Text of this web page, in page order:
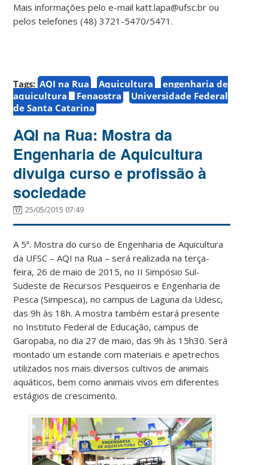
Mais informações pelo e-mail katt.lapa@ufsc.br ou
pelos telefones (48) 3721-5470/5471.
Tags: AQI na Rua Aquicultura
engenharia de
aquicultura
Fenaostra
Universidade Federal
de Santa Catarina
AQI na Rua: Mostra da
Engenharia de Aquicultura
divulga curso e profissão à
sociedade
25/05/2015 07:49
A 5ª. Mostra do curso de Engenharia de Aquicultura
da UFSC – AQI na Rua – será realizada na terça-
feira, 26 de maio de 2015, no II Simpósio Sul-
Sudeste de Recursos Pesqueiros e Engenharia de
Pesca (Simpesca), no campus de Laguna da Udesc,
das 9h às 18h. A mostra também estará presente
no Instituto Federal de Educação, campus de
Garopaba, no dia 27 de maio, das 9h às 15h30. Será
montado um estande com materiais e apetrechos
utilizados nos mais diversos cultivos de animais
aquáticos, bem como animais vivos em diferentes
estágios de crescimento.